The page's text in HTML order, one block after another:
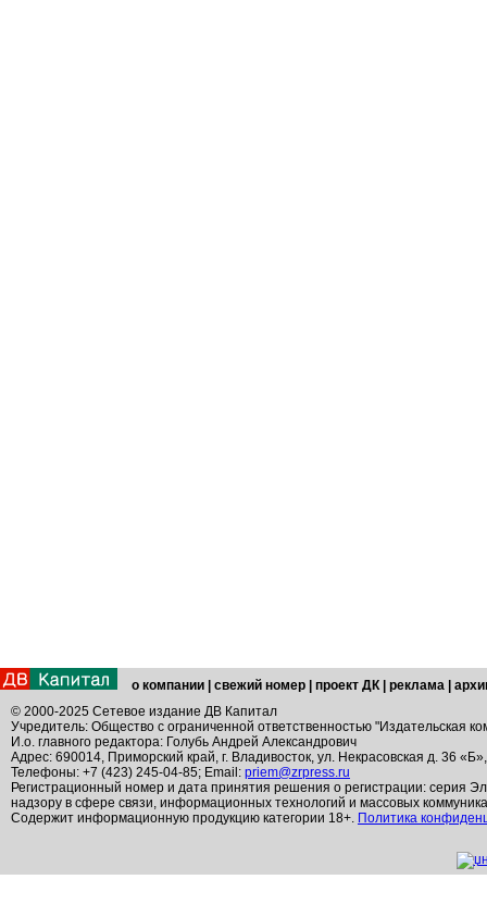
о компании свежий номер проект ДК реклама
© 2000-2025 Сетевое издание ДВ Капитал
Учредитель: Общество с ограниченной ответственностью "Издательская
И.о. главного редактора: Голубь Андрей Александрович
Адрес: 690014, Приморский край, г. Владивосток, ул. Некрасовская д. 36
Телефоны: +7 (423) 245-04-85; Email: priem@zrpress.ru
Регистрационный номер и дата принятия решения о регистрации: серия
надзору в сфере связи, информационных технологий и массовых
Содержит информационную продукцию категории 18+. Политика